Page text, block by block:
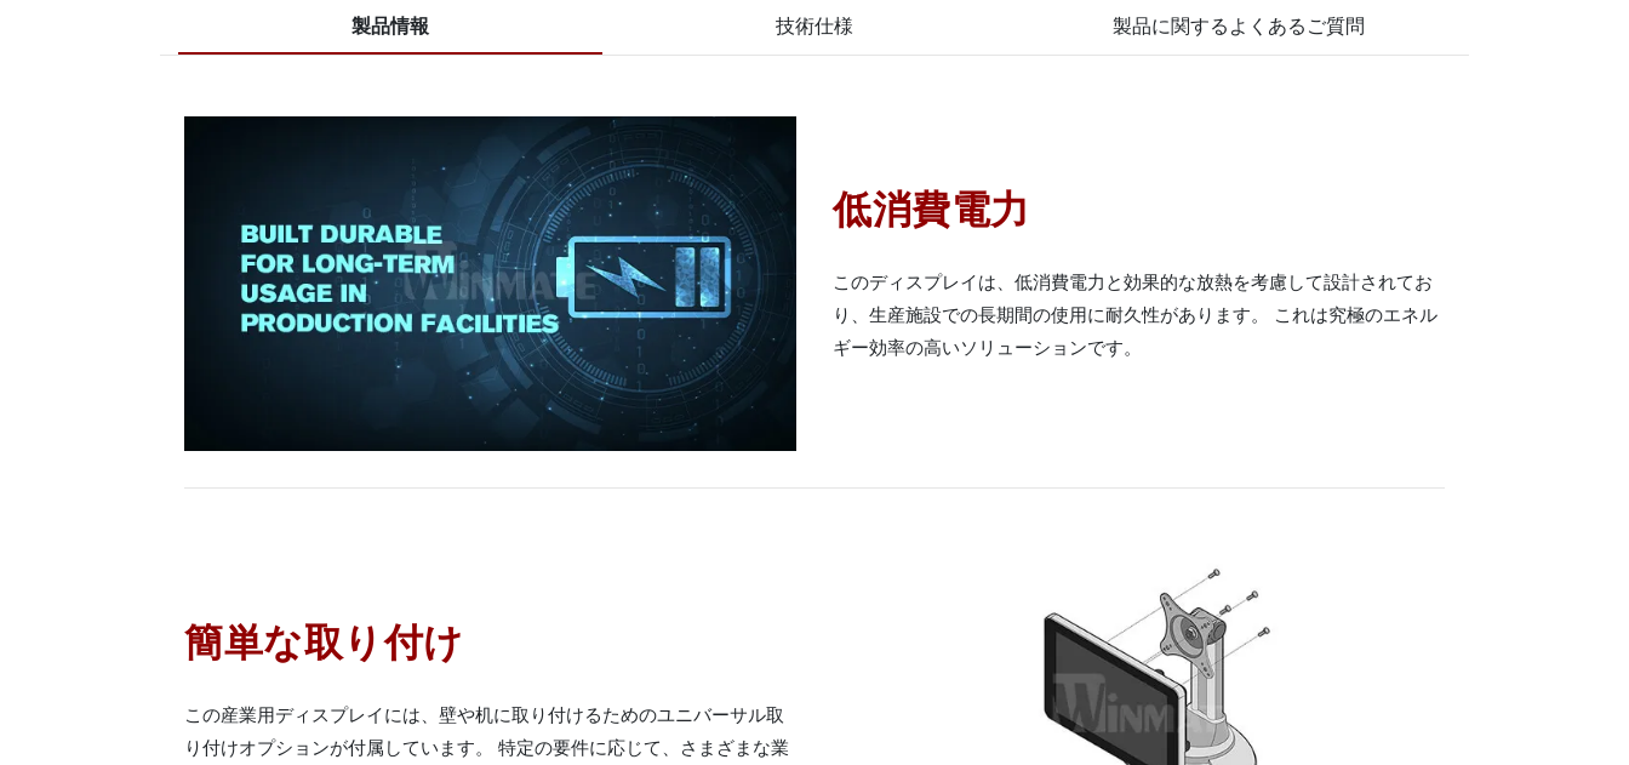
製品情報 技術仕様 製品に関するよくあるご質問
低消費電力
このディスプレイは、低消費電力と効果的な放熱を考慮して設計されてお
り、生産施設での長期間の使用に耐久性があります。 これは究極のエネル
ギー効率の高いソリューションです。
簡単な取り付け
この産業用ディスプレイには、壁や机に取り付けるためのユニバーサル取
り付けオプションが付属しています。 特定の要件に応じて、さまざまな業